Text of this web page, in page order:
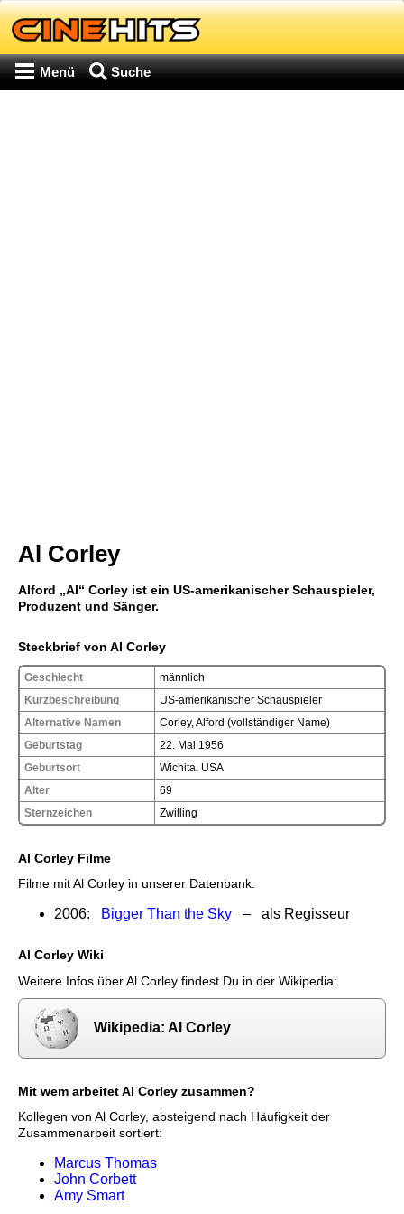
Menü Suche
Al Corley
Alford „Al“ Corley ist ein US-amerikanischer Schauspieler,
Produzent und Sänger.
Steckbrief von Al Corley
Geschlecht
männlich
Kurzbeschreibung
US-amerikanischer Schauspieler
Alternative Namen
Corley, Alford (vollständiger Name)
Geburtstag
22. Mai 1956
Geburtsort
Wichita, USA
Alter
69
Sternzeichen
Zwilling
Al Corley Filme
Filme mit Al Corley in unserer Datenbank:
2006: Bigger Than the Sky – als Regisseur
Al Corley Wiki
Weitere Infos über Al Corley findest Du in der Wikipedia:
Wikipedia: Al Corley
Mit wem arbeitet Al Corley zusammen?
Kollegen von Al Corley, absteigend nach Häufigkeit der
Zusammenarbeit sortiert:
Marcus Thomas
John Corbett
Amy Smart